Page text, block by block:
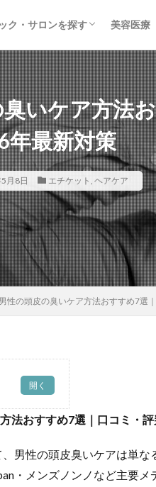
ク・サロンを探す
エット
ンケア
美容医療
いケア方法
年最新対策
月8日 エチケット , ヘアケア
男性の頭皮の臭いケア方法おすすめ7選
法おすすめ7選｜口コミ・
男性の頭皮臭いケアは単
・メンズノンノなど主要